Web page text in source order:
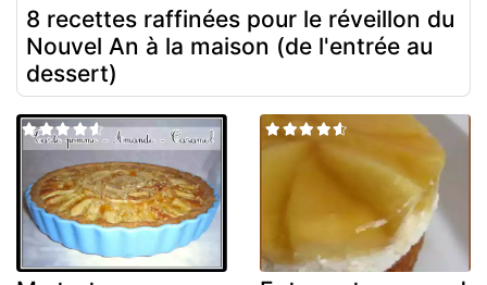
8 recettes raffinées pour le réveillon du
Nouvel An à la maison (de l'entrée au
dessert)